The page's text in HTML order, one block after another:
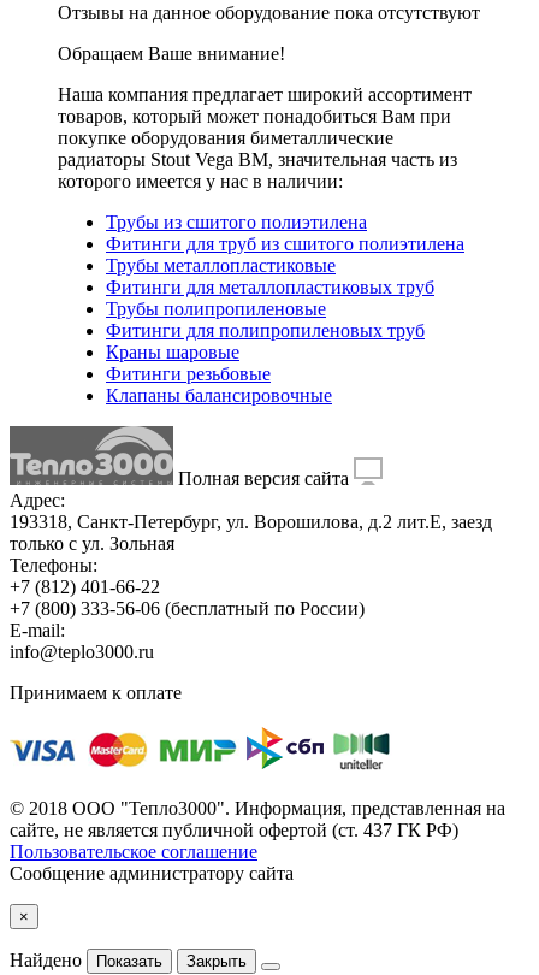
Отзывы на данное оборудование пока отсутствуют
Обращаем Ваше внимание!
Наша компания предлагает широкий ассортимент
товаров, который может понадобиться Вам при
покупке оборудования биметаллические
радиаторы Stout Vega BM, значительная часть из
которого имеется у нас в наличии:
Трубы из сшитого полиэтилена
Фитинги для труб из сшитого полиэтилена
Трубы металлопластиковые
Фитинги для металлопластиковых труб
Трубы полипропиленовые
Фитинги для полипропиленовых труб
Краны шаровые
Фитинги резьбовые
Клапаны балансировочные
Полная версия сайта
Адрес:
193318, Санкт-Петербург, ул. Ворошилова, д.2 лит.Е, заезд
только с ул. Зольная
Телефоны:
+7 (812) 401-66-22
+7 (800) 333-56-06 (бесплатный по России)
E-mail:
info@teplo3000.ru
Принимаем к оплате
© 2018 ООО "Тепло3000". Информация, представленная на
сайте, не является публичной офертой (ст. 437 ГК РФ)
Пользовательское соглашение
Сообщение администратору сайта
×
Найдено Показать Закрыть